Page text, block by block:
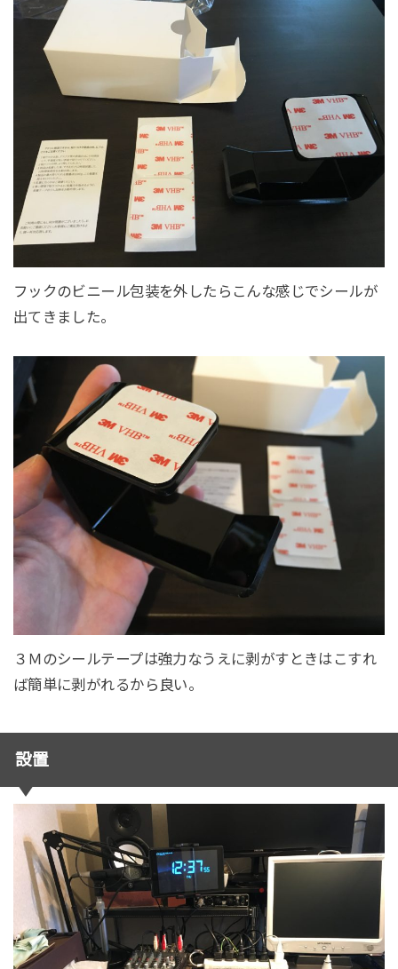
フックのビニール包装を外したらこんな感じでシールが
出てきました。
３Ｍのシールテープは強力なうえに剥がすときはこすれ
ば簡単に剥がれるから良い。
設置